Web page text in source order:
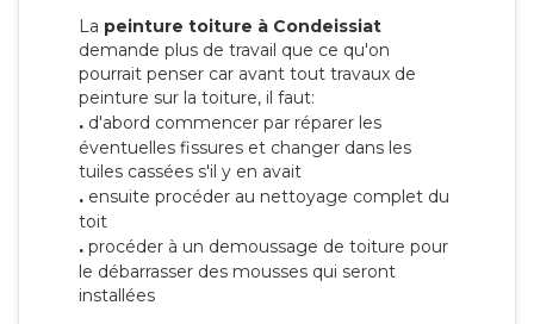
La peinture toiture à Condeissiat
demande plus de travail que ce qu'on
pourrait penser car avant tout travaux de
peinture sur la toiture, il faut:
. d'abord commencer par réparer les
éventuelles fissures et changer dans les
tuiles cassées s'il y en avait
. ensuite procéder au nettoyage complet du
toit
. procéder à un demoussage de toiture pour
le débarrasser des mousses qui seront
installées